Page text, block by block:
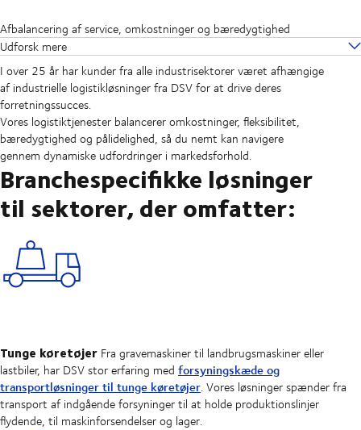
Afbalancering af service, omkostninger og bæredygtighed
Udforsk mere
I over 25 år har kunder fra alle industrisektorer været afhængige
af industrielle logistikløsninger fra DSV for at drive deres
forretningssucces.
Vores logistiktjenester balancerer omkostninger, fleksibilitet,
bæredygtighed og pålidelighed, så du nemt kan navigere
gennem dynamiske udfordringer i markedsforhold.
Branchespecifikke løsninger
til sektorer, der omfatter:
Tunge køretøjer Fra gravemaskiner til landbrugsmaskiner eller
lastbiler, har DSV stor erfaring med forsyningskæde og
transportløsninger til tunge køretøjer. Vores løsninger spænder fra
transport af indgående forsyninger til at holde produktionslinjer
flydende, til maskinforsendelser og lager.